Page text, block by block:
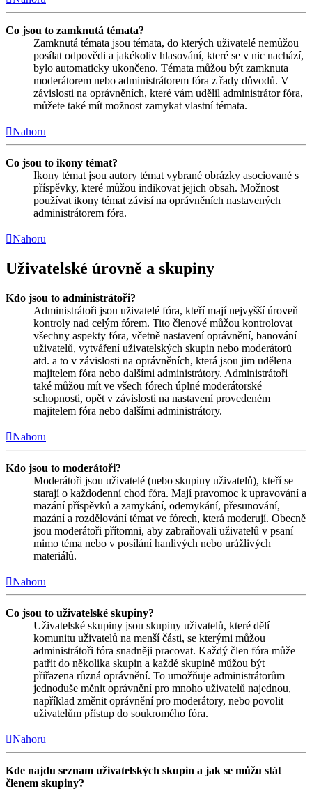
Co jsou to zamknutá témata?
Zamknutá témata jsou témata, do kterých uživatelé nemůžou
posílat odpovědi a jakékoliv hlasování, které se v nic nachází,
bylo automaticky ukončeno. Témata můžou být zamknuta
moderátorem nebo administrátorem fóra z řady důvodů. V
závislosti na oprávněních, které vám udělil administrátor fóra,
můžete také mít možnost zamykat vlastní témata.
Nahoru
Co jsou to ikony témat?
Ikony témat jsou autory témat vybrané obrázky asociované s
příspěvky, které můžou indikovat jejich obsah. Možnost
používat ikony témat závisí na oprávněních nastavených
administrátorem fóra.
Nahoru
Uživatelské úrovně a skupiny
Kdo jsou to administrátoři?
Administrátoři jsou uživatelé fóra, kteří mají nejvyšší úroveň
kontroly nad celým fórem. Tito členové můžou kontrolovat
všechny aspekty fóra, včetně nastavení oprávnění, banování
uživatelů, vytváření uživatelských skupin nebo moderátorů
atd. a to v závislosti na oprávněních, která jsou jim udělena
majitelem fóra nebo dalšími administrátory. Administrátoři
také můžou mít ve všech fórech úplné moderátorské
schopnosti, opět v závislosti na nastavení provedeném
majitelem fóra nebo dalšími administrátory.
Nahoru
Kdo jsou to moderátoři?
Moderátoři jsou uživatelé (nebo skupiny uživatelů), kteří se
starají o každodenní chod fóra. Mají pravomoc k upravování a
mazání příspěvků a zamykání, odemykání, přesunování,
mazání a rozdělování témat ve fórech, která moderují. Obecně
jsou moderátoři přítomni, aby zabraňovali uživatelů v psaní
mimo téma nebo v posílání hanlivých nebo urážlivých
materiálů.
Nahoru
Co jsou to uživatelské skupiny?
Uživatelské skupiny jsou skupiny uživatelů, které dělí
komunitu uživatelů na menší části, se kterými můžou
administrátoři fóra snadněji pracovat. Každý člen fóra může
patřit do několika skupin a každé skupině můžou být
přiřazena různá oprávnění. To umožňuje administrátorům
jednoduše měnit oprávnění pro mnoho uživatelů najednou,
například změnit oprávnění pro moderátory, nebo povolit
uživatelům přístup do soukromého fóra.
Nahoru
Kde najdu seznam uživatelských skupin a jak se můžu stát
členem skupiny?